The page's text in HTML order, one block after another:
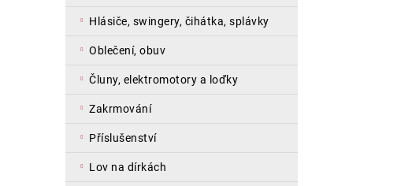
hlásiče, swingery, čihátka, splávky
oblečení, obuv
čluny, elektromotory a loďky
zakrmování
příslušenství
lov na dírkách